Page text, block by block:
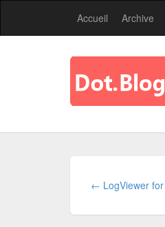
Accueil Archive
← LogViewer